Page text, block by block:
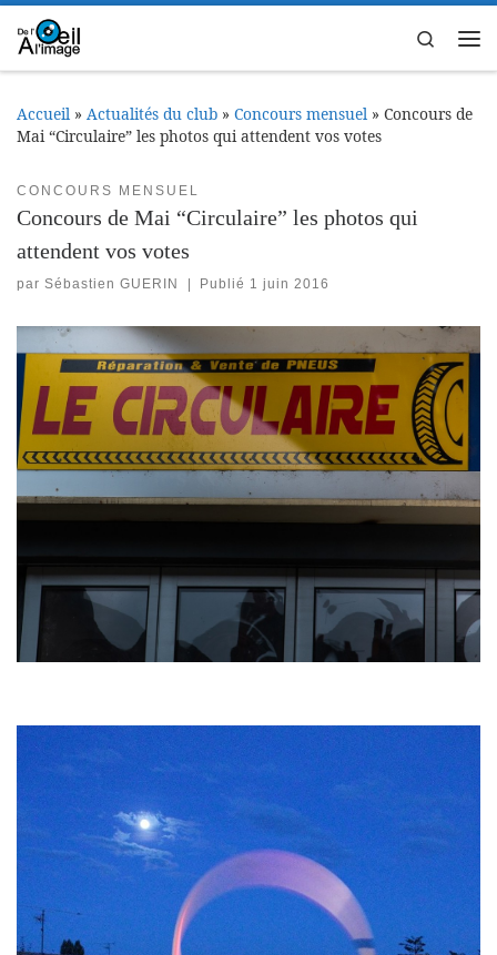
Passer au contenu
Search
Accueil » Actualités du club » Concours mensuel » Concours de
Mai “Circulaire” les photos qui attendent vos votes
CONCOURS MENSUEL
Concours de Mai “Circulaire” les photos qui
attendent vos votes
par Sébastien GUERIN Publié 1 juin 2016